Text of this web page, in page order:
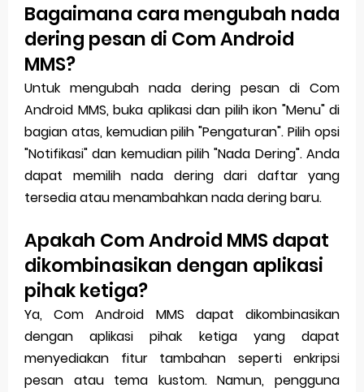
Bagaimana cara mengubah nada
dering pesan di Com Android
MMS?
Untuk mengubah nada dering pesan di Com
Android MMS, buka aplikasi dan pilih ikon "Menu" di
bagian atas, kemudian pilih "Pengaturan". Pilih opsi
"Notifikasi" dan kemudian pilih "Nada Dering". Anda
dapat memilih nada dering dari daftar yang
tersedia atau menambahkan nada dering baru.
Apakah Com Android MMS dapat
dikombinasikan dengan aplikasi
pihak ketiga?
Ya, Com Android MMS dapat dikombinasikan
dengan aplikasi pihak ketiga yang dapat
menyediakan fitur tambahan seperti enkripsi
pesan atau tema kustom. Namun, pengguna